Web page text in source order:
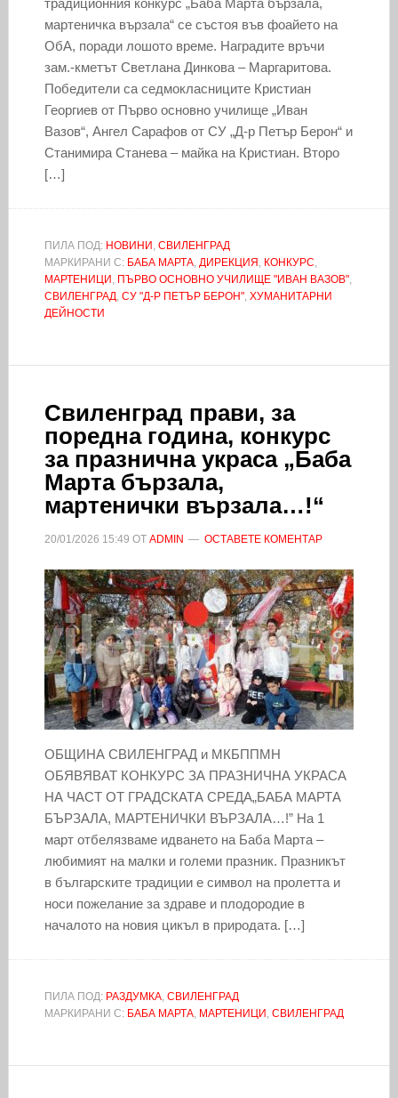
традиционния конкурс „Баба Марта бързала,
мартеничка вързала“ се състоя във фоайето на
ОбА, поради лошото време. Наградите връчи
зам.-кметът Светлана Динкова – Маргаритова.
Победители са седмокласниците Кристиан
Георгиев от Първо основно училище „Иван
Вазов“, Ангел Сарафов от СУ „Д-р Петър Берон“ и
Станимира Станева – майка на Кристиан. Второ
[…]
ПИЛА ПОД: НОВИНИ , СВИЛЕНГРАД
МАРКИРАНИ С: БАБА МАРТА, ДИРЕКЦИЯ , КОНКУРС,
МАРТЕНИЦИ , ПЪРВО ОСНОВНО УЧИЛИЩЕ "ИВАН ВАЗОВ",
СВИЛЕНГРАД, СУ "Д-Р ПЕТЪР БЕРОН", ХУМАНИТАРНИ
ДЕЙНОСТИ
Свиленград прави, за
поредна година, конкурс
за празнична украса „Баба
Марта бързала,
мартенички вързала…!“
20/01/2026 15:49 ОТ ADMIN ОСТАВЕТЕ КОМЕНТАР
ОБЩИНА СВИЛЕНГРАД и МКБППМН
ОБЯВЯВАТ КОНКУРС ЗА ПРАЗНИЧНА УКРАСА
НА ЧАСТ ОТ ГРАДСКАТА СРЕДА„БАБА МАРТА
БЪРЗАЛА, МАРТЕНИЧКИ ВЪРЗАЛА…!” На 1
март отбелязваме идването на Баба Марта –
любимият на малки и големи празник. Празникът
в българските традиции е символ на пролетта и
носи пожелание за здраве и плодородие в
началото на новия цикъл в природата. […]
ПИЛА ПОД: РАЗДУМКА, СВИЛЕНГРАД
МАРКИРАНИ С: БАБА МАРТА, МАРТЕНИЦИ , СВИЛЕНГРАД